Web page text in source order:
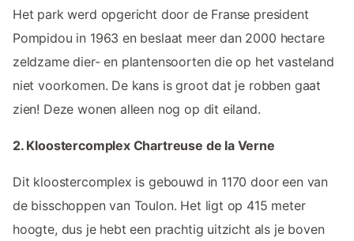
Het park werd opgericht door de Franse president
Pompidou in 1963 en beslaat meer dan 2000 hectare
zeldzame dier- en plantensoorten die op het vasteland
niet voorkomen. De kans is groot dat je robben gaat
zien! Deze wonen alleen nog op dit eiland.
2. Kloostercomplex Chartreuse de la Verne
Dit kloostercomplex is gebouwd in 1170 door een van
de bisschoppen van Toulon. Het ligt op 415 meter
hoogte, dus je hebt een prachtig uitzicht als je boven